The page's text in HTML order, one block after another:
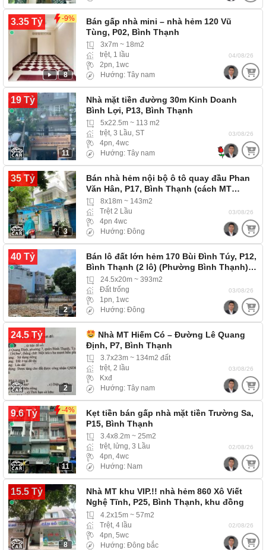
3.35 Tỷ -9%
8
Bán gấp nhà mini – nhà hẻm 120 Vũ
Tùng, P02, Bình Thạnh
3x7m ~ 18m2
trệt, 1 lầu
2pn, 1wc
Hướng: Tây nam
04/08/26
19 Tỷ
11
Nhà mặt tiền đường 30m Kinh Doanh
Bình Lợi, P13, Bình Thạnh
5x22.5m ~ 113 m2
trệt, 3 Lầu, ST
4pn, 4wc
Hướng: Tây nam
03/08/26
35 Tỷ
3
Bán nhà hẻm nội bộ ô tô quay đầu Phan
Văn Hân, P17, Bình Thạnh (cách MT…
8x18m ~ 143m2
Trệt 2 Lầu
4pn 4wc
Hướng: Đông
03/08/26
40 Tỷ
2
Bán lô đất lớn hẻm 170 Bùi Đình Túy, P12,
Bình Thạnh (2 lô) (Phường Bình Thạnh)…
24.5x20m ~ 393m2
Đất trống
1pn, 1wc
Hướng: Đông
03/08/26
24.5 Tỷ
2
Nhà MT Hiếm Có – Đường Lê Quang
Định, P7, Bình Thạnh
3.7x23m ~ 134m2 đất
trệt, 2 lầu
Kxđ
Hướng: Tây nam
03/08/26
9.6 Tỷ -4%
11
Kẹt tiền bán gấp nhà mặt tiền Trường Sa,
P15, Bình Thạnh
3.4x8.2m ~ 25m2
trệt, lửng, 3 Lầu
4pn, 4wc
Hướng: Nam
02/08/26
15.5 Tỷ
8
Nhà MT khu VIP.!! nhà hẻm 860 Xô Viết
Nghệ Tĩnh, P25, Bình Thạnh, khu đồng
bộ,…4.2x15m ~ 57m2
Trệt, 4 lầu
4pn, 5wc
Hướng: Đông bắc
02/08/26